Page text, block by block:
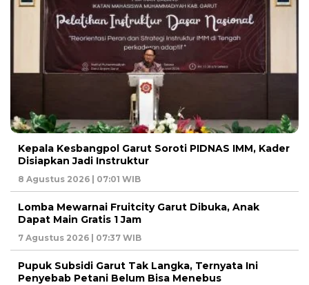
Kepala Kesbangpol Garut Soroti PIDNAS IMM, Kader
Disiapkan Jadi Instruktur
8 Agustus 2026 | 07:01 WIB
Lomba Mewarnai Fruitcity Garut Dibuka, Anak
Dapat Main Gratis 1 Jam
7 Agustus 2026 | 07:37 WIB
Pupuk Subsidi Garut Tak Langka, Ternyata Ini
Penyebab Petani Belum Bisa Menebus